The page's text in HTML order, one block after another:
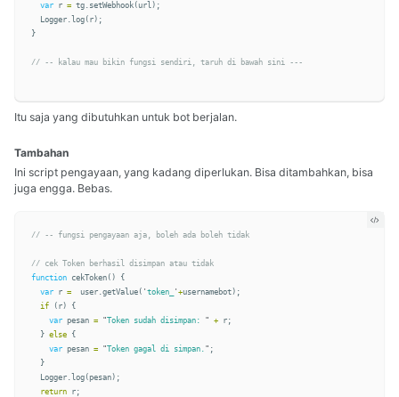
var r = tg . setWebhook (url);
Logger . log ( r);
}
// -- kalau mau bikin fungsi sendiri, taruh di bawah sini ---
Itu saja yang dibutuhkan untuk bot berjalan.
Tambahan
Ini script pengayaan, yang kadang diperlukan. Bisa ditambahkan, bisa
juga engga. Bebas.
// -- fungsi pengayaan aja, boleh ada boleh tidak
// cek Token berhasil disimpan atau tidak
function cekToken ()
{
var r = user .getValue ( 'token_ '+usernamebot );
if
( r )
{
var pesan = "Token sudah disimpan: " + r ;
} else {
var pesan = "Token gagal di simpan. " ;
}
Logger
log (pesan );
return r ;